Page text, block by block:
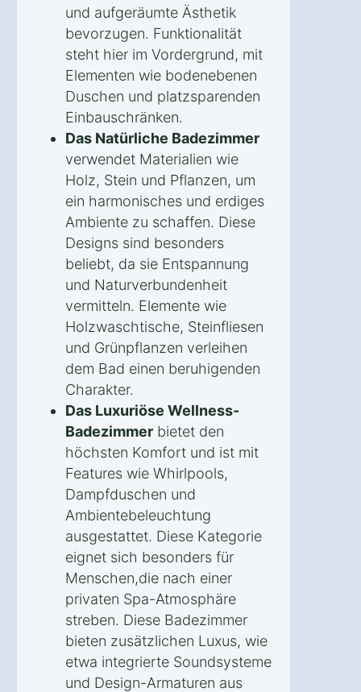
und aufgeräumte Ästhetik
bevorzugen. Funktionalität
steht hier im Vordergrund, mit
Elementen wie bodenebenen
Duschen und platzsparenden
Einbauschränken.
Das Natürliche Badezimmer
verwendet Materialien wie
Holz, Stein und Pflanzen, um
ein harmonisches und erdiges
Ambiente zu schaffen. Diese
Designs sind besonders
beliebt, da sie Entspannung
und Naturverbundenheit
vermitteln. Elemente wie
Holzwaschtische, Steinfliesen
und Grünpflanzen verleihen
dem Bad einen beruhigenden
Charakter.
Das Luxuriöse Wellness-
Badezimmer bietet den
höchsten Komfort und ist mit
Features wie Whirlpools,
Dampfduschen und
Ambientebeleuchtung
ausgestattet. Diese Kategorie
eignet sich besonders für
Menschen,die nach einer
privaten Spa-Atmosphäre
streben. Diese Badezimmer
bieten zusätzlichen Luxus, wie
etwa integrierte Soundsysteme
und Design-Armaturen aus